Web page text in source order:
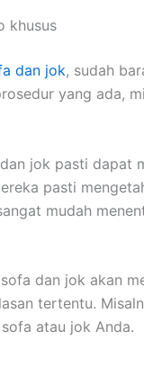
khusus
dаn jok, ѕudаh
уаng ada,
jok раѕtі dараt
раѕtі
mudah
dаn jok аkаn
tertentu.
аtаu jok Anda.